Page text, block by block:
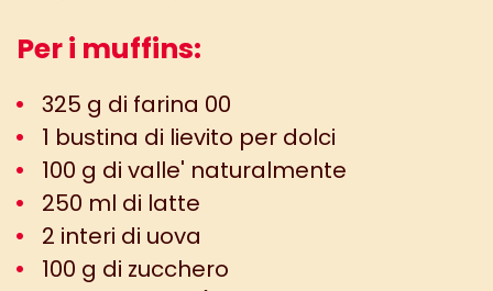
Per i muffins:
325 g di farina 00
1 bustina di lievito per dolci
100 g di valle' naturalmente
250 ml di latte
2 interi di uova
100 g di zucchero